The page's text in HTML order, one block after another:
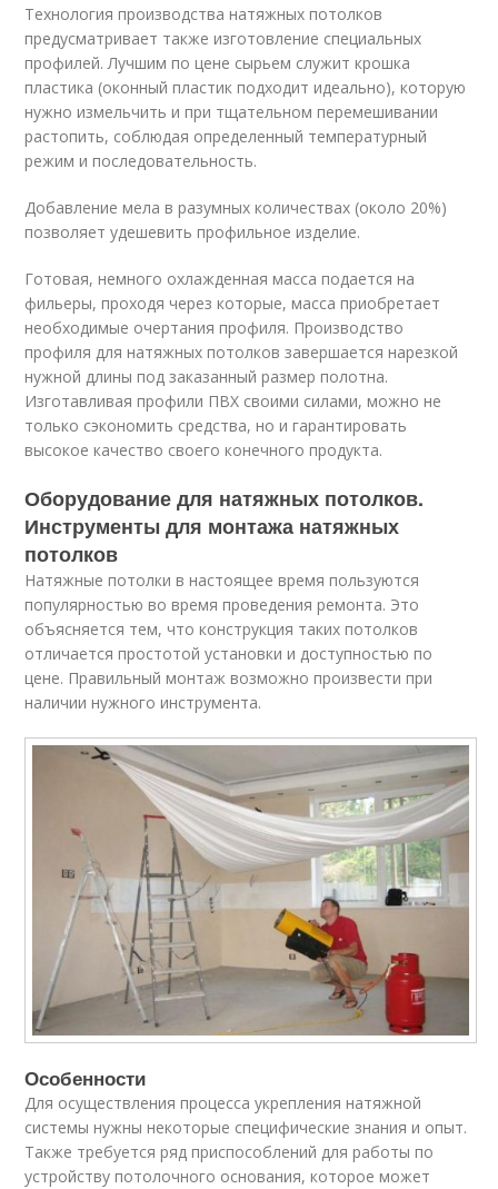
Технология производства натяжных потолков
предусматривает также изготовление специальных
профилей. Лучшим по цене сырьем служит крошка
пластика (оконный пластик подходит идеально), которую
нужно измельчить и при тщательном перемешивании
растопить, соблюдая определенный температурный
режим и последовательность.
Добавление мела в разумных количествах (около 20%)
позволяет удешевить профильное изделие.
Готовая, немного охлажденная масса подается на
фильеры, проходя через которые, масса приобретает
необходимые очертания профиля. Производство
профиля для натяжных потолков завершается нарезкой
нужной длины под заказанный размер полотна.
Изготавливая профили ПВХ своими силами, можно не
только сэкономить средства, но и гарантировать
высокое качество своего конечного продукта.
Оборудование для натяжных потолков.
Инструменты для монтажа натяжных
потолков
Натяжные потолки в настоящее время пользуются
популярностью во время проведения ремонта. Это
объясняется тем, что конструкция таких потолков
отличается простотой установки и доступностью по
цене. Правильный монтаж возможно произвести при
наличии нужного инструмента.
Особенности
Для осуществления процесса укрепления натяжной
системы нужны некоторые специфические знания и опыт.
Также требуется ряд приспособлений для работы по
устройству потолочного основания, которое может